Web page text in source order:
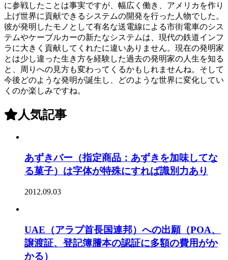
に参戦したことは事実ですが、幅広く働き、アメリカを作り
上げ世界に貢献できるシステムの開発を行った人物でした。
彼が発明したモノとして有名な送電線による市街電車のシス
テムやケーブルカーの新たなシステムは、現代の鉄道インフ
ラに大きく貢献してくれたに違いありません。現在の発明家
とは少し違った生き方を経験した過去の発明家の人生を知る
と、周りへの見方も変わってくるかもしれませんね。そして
今後どのような発明が誕生し、どのような世界に変化してい
くのか楽しみですね。
人気記事
あずきバー（指定商品：あずきを加味してな
る菓子）は字体が特殊にすれば識別力あり
2012.09.03
UAE（アラブ首長国連邦）への出願（POA、
譲渡証、登記簿謄本の認証に多額の費用がか
かる）